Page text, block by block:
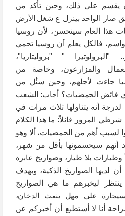
يقسم على ذلك، وحين تأكد من
الواحد بينزل ع شغل الأرض
هذا العام سيتحسن، لأن روسيا
فالكل يعلم أن روسيا تحمي
" "بروليتاريا"،
العمال والمزارعون، وخاصة من
جاءت لأجلهم، وحين سئُل من
فائض الحمضيات؟ أجاب: الشعب
أنه يتناولها ثلاث مرات في
شرطي المرور قائلاً: ما هذا الكلام
لسبب أهم من الحمضيات، ألا وهو
أنهم سيحسمونها بأقل من شهر،
وطيارات بلا طيار، وصواريخ عابرة
لديها الصواريخ الذكية، وبهدف
ينتظر ليخبرهم ما هي الصواريخ
سيجارة على مهل ينفث الدخان،
أنا لا أستطيع أن أخبركم عن